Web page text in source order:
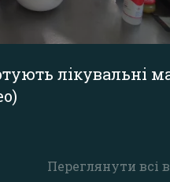
Переглянути всі
лікувальні